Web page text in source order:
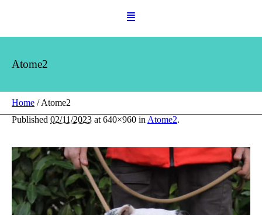
Atome2
Home /Atome2
Published 02/11/2023 at 640×960 in Atome2.